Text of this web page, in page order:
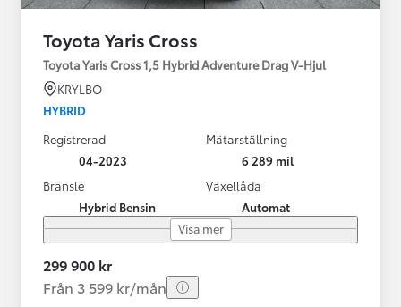
Toyota Yaris Cross
Toyota Yaris Cross 1,5 Hybrid Adventure Drag V-Hjul
KRYLBO
HYBRID
Registrerad
04-2023
Mätarställning
6 289 mil
Bränsle
Hybrid Bensin
Växellåda
Automat
Visa mer
299 900 kr
Från 3 599 kr/mån